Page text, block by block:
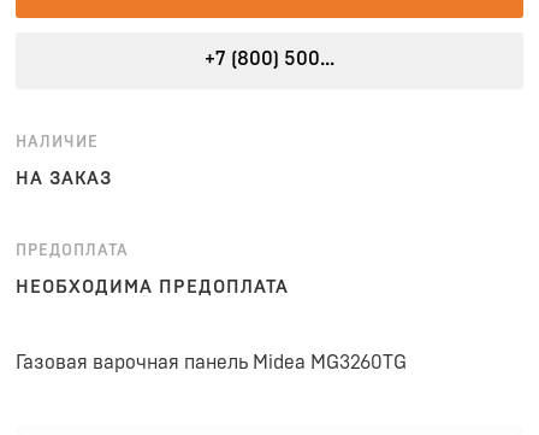
+7 (800) 500...
НАЛИЧИЕ
НА ЗАКАЗ
ПРЕДОПЛАТА
НЕОБХОДИМА ПРЕДОПЛАТА
Газовая варочная панель Midea MG3260TG